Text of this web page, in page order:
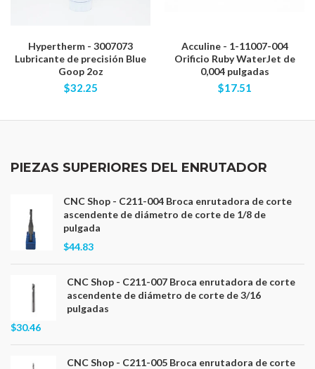
Hypertherm - 3007073
Lubricante de precisión Blue
Goop 2oz
$32.25
Acculine - 1-11007-004
Orificio Ruby WaterJet de
0,004 pulgadas
$17.51
PIEZAS SUPERIORES DEL ENRUTADOR
CNC Shop - C211-004 Broca enrutadora de corte
ascendente de diámetro de corte de 1/8 de
pulgada
$44.83
CNC Shop - C211-007 Broca enrutadora de corte
ascendente de diámetro de corte de 3/16
pulgadas
$30.46
CNC Shop - C211-005 Broca enrutadora de corte